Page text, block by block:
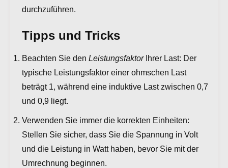
durchzuführen.
Tipps und Tricks
Beachten Sie den LeistungsfaktorIhrer Last: Der
typische Leistungsfaktor einer ohmschen Last
beträgt 1, während eine induktive Last zwischen 0,7
und 0,9 liegt.
Verwenden Sie immer die korrekten Einheiten:
Stellen Sie sicher, dass Sie die Spannung in Volt
und die Leistung in Watt haben, bevor Sie mit der
Umrechnung beginnen.